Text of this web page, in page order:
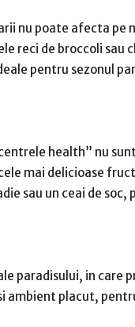
nu poate afecta pe
reci de broccoli
pentru sezonul
health” nu
mai delicioase
sau un ceai de
paradisului, in care
ambient placut,